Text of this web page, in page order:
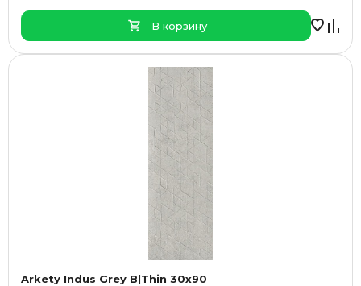
В корзину
Arkety Indus Grey B|Thin 30x90